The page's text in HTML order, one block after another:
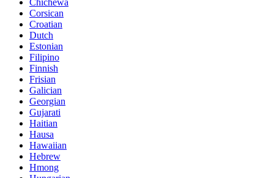
Chichewa
Corsican
Croatian
Dutch
Estonian
Filipino
Finnish
Frisian
Galician
Georgian
Gujarati
Haitian
Hausa
Hawaiian
Hebrew
Hmong